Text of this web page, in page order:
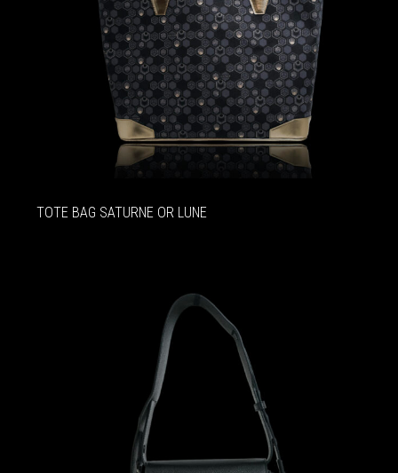
TOTE BAG SATURNE OR LUNE